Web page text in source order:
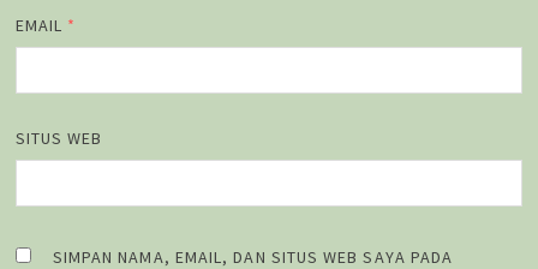
EMAIL *
SITUS WEB
SIMPAN NAMA, EMAIL, DAN SITUS WEB SAYA PADA